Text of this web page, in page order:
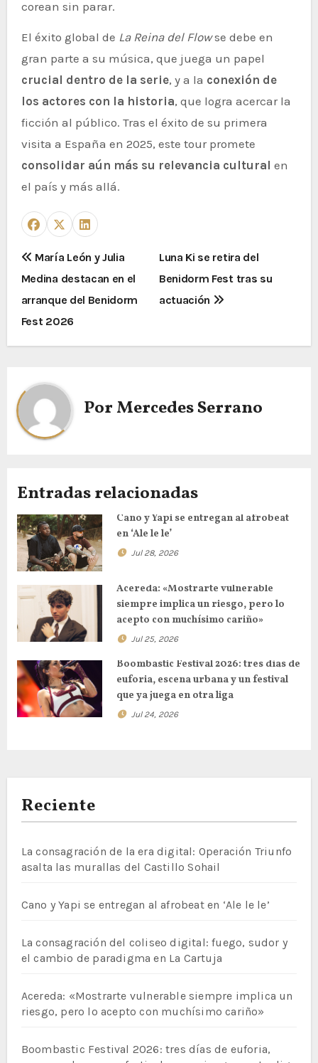
corean sin parar.
El éxito global de La Reina del Flowse debe en
gran parte a su música, que juega un papel
crucial dentro de la serie, y a la conexión de
los actores con la historia, que logra acercar la
ficción al público. Tras el éxito de su primera
visita a España en 2025, este tour promete
consolidar aún más su relevancia cultural en
el país y más allá.
María León y Julia
Medina destacan en el
arranque del Benidorm
Fest 2026
Luna Ki se retira del
Benidorm Fest tras su
actuación
PorMercedes Serrano
Entradas relacionadas
Cano y Yapi se entregan al afrobeat
en ‘Ale le le’
Jul 28, 2026
Acereda: «Mostrarte vulnerable
siempre implica un riesgo, pero lo
acepto con muchísimo cariño»
Jul 25, 2026
Boombastic Festival 2026: tres días de
euforia, escena urbana y un festival
que ya juega en otra liga
Jul 24, 2026
Reciente
La consagración de la era digital: Operación Triunfo
asalta las murallas del Castillo Sohail
Cano y Yapi se entregan al afrobeat en ‘Ale le le’
La consagración del coliseo digital: fuego, sudor y
el cambio de paradigma en La Cartuja
Acereda: «Mostrarte vulnerable siempre implica un
riesgo, pero lo acepto con muchísimo cariño»
Boombastic Festival 2026: tres días de euforia,